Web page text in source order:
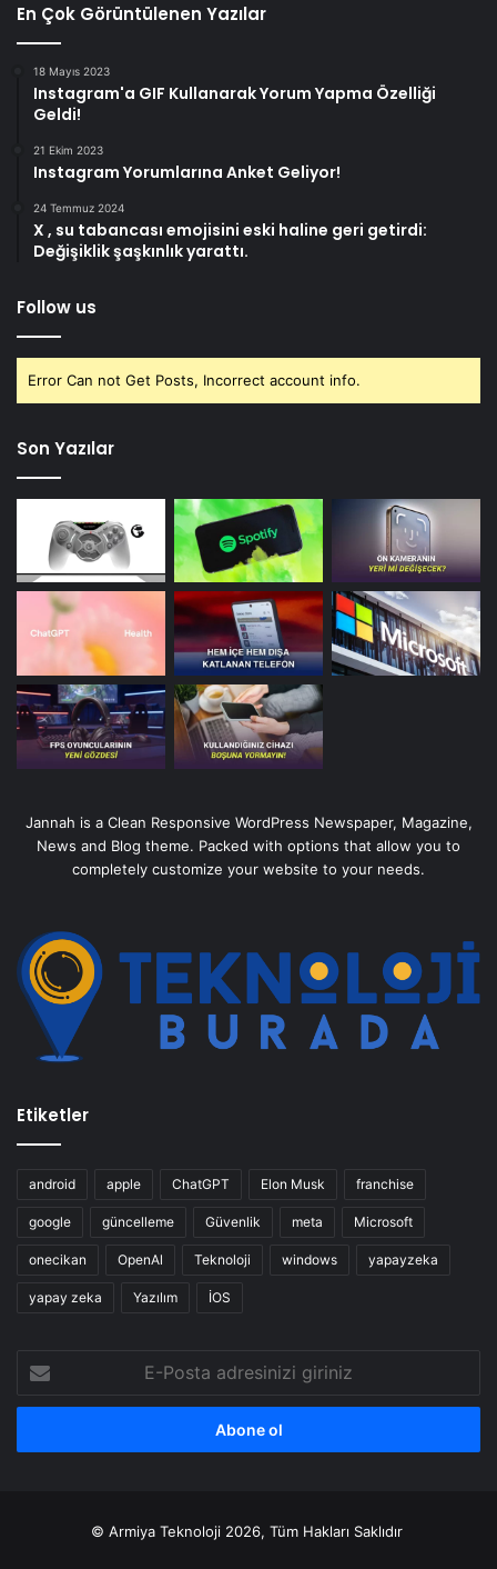
En Çok Görüntülenen Yazılar
18 Mayıs 2023
Instagram'a GIF Kullanarak Yorum Yapma Özelliği
Geldi!
21 Ekim 2023
Instagram Yorumlarına Anket Geliyor!
24 Temmuz 2024
X , su tabancası emojisini eski haline geri getirdi:
Değişiklik şaşkınlık yarattı.
Follow us
Error Can not Get Posts, Incorrect account info.
Son Yazılar
Jannah is a Clean Responsive WordPress Newspaper, Magazine,
News and Blog theme. Packed with options that allow you to
completely customize your website to your needs.
Etiketler
android apple ChatGPT Elon Musk franchise
google güncelleme Güvenlik meta Microsoft
onecikan OpenAl Teknoloji windows yapayzeka
yapay zeka Yazılım İOS
Posta
adresinizi
© Armiya Teknoloji 2026, Tüm Hakları Saklıdır